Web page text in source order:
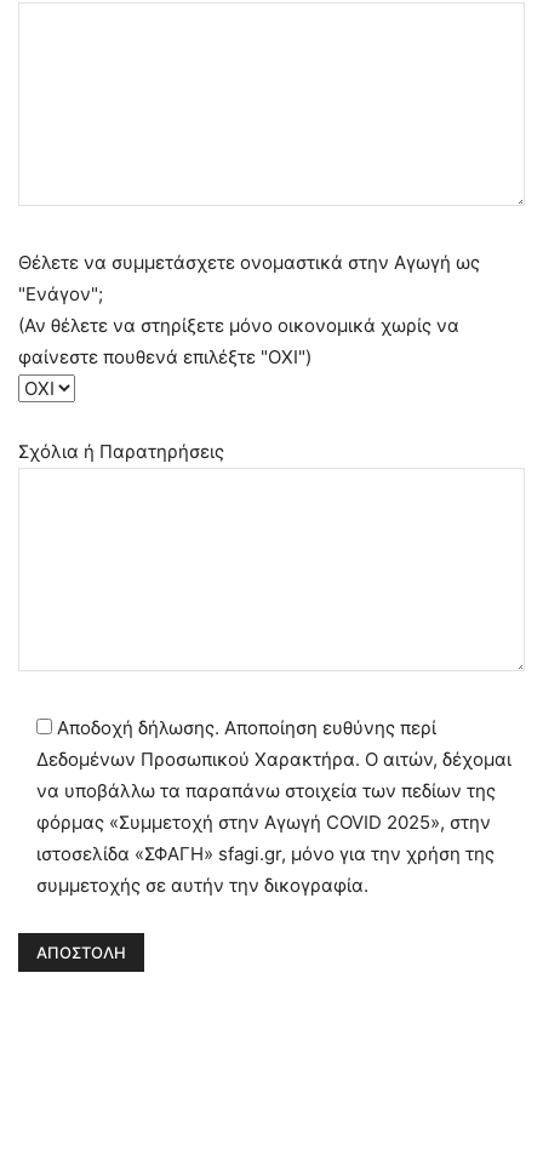
Θέλετε να συμμετάσχετε ονομαστικά στην Αγωγή ως
"Ενάγον";
(Αν θέλετε να στηρίξετε μόνο οικονομικά χωρίς να
φαίνεστε πουθενά επιλέξτε "ΟΧΙ")
Σχόλια ή Παρατηρήσεις
Αποδοχή δήλωσης. Αποποίηση ευθύνης περί
Δεδομένων Προσωπικού Χαρακτήρα. Ο αιτών, δέχομαι
να υποβάλλω τα παραπάνω στοιχεία των πεδίων της
φόρμας «Συμμετοχή στην Αγωγή COVID 2025», στην
ιστοσελίδα «ΣΦΑΓΗ» sfagi.gr, μόνο για την χρήση της
συμμετοχής σε αυτήν την δικογραφία.